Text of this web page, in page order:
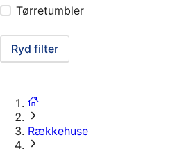
Tørretumbler
Ryd filter
Rækkehuse